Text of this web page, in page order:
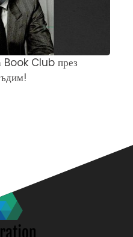
Book Club през